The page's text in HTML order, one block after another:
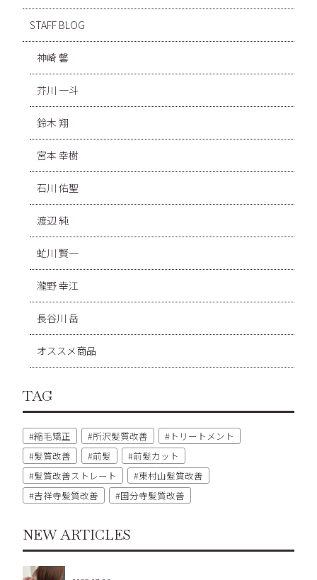
STAFF BLOG
神崎 馨
芥川 一斗
鈴木 翔
宮本 幸樹
石川 佑聖
渡辺 純
虻川 賢一
瀧野 幸江
長谷川 岳
オススメ商品
TAG
縮毛矯正 所沢髪質改善
トリートメント
髪質改善
前髪
前髪カット
髪質改善ストレート
東村山髪質改善
吉祥寺髪質改善
国分寺髪質改善
NEW ARTICLES